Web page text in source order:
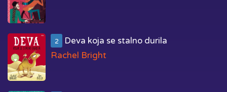
2
Deva koja se stalno durila
Rachel Bright